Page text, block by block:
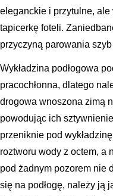
eleganckie i przytulne,
tapicerkę foteli.
przyczyną parowania
Wykładzina podłogowa
pracochłonna, dlatego
drogowa wnoszona zimą
powodując ich
przeniknie pod
roztworu wody z octem, a
pod żadnym pozorem nie
się na podłogę, należy ją